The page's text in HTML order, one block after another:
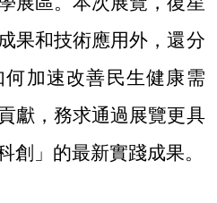
果和技術應用外，還分
加速改善民生健康需
獻，務求通過展覽更具
創」的最新實踐成果。